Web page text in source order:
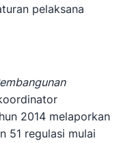
pelaksana
2014 melaporkan
51 regulasi mulai